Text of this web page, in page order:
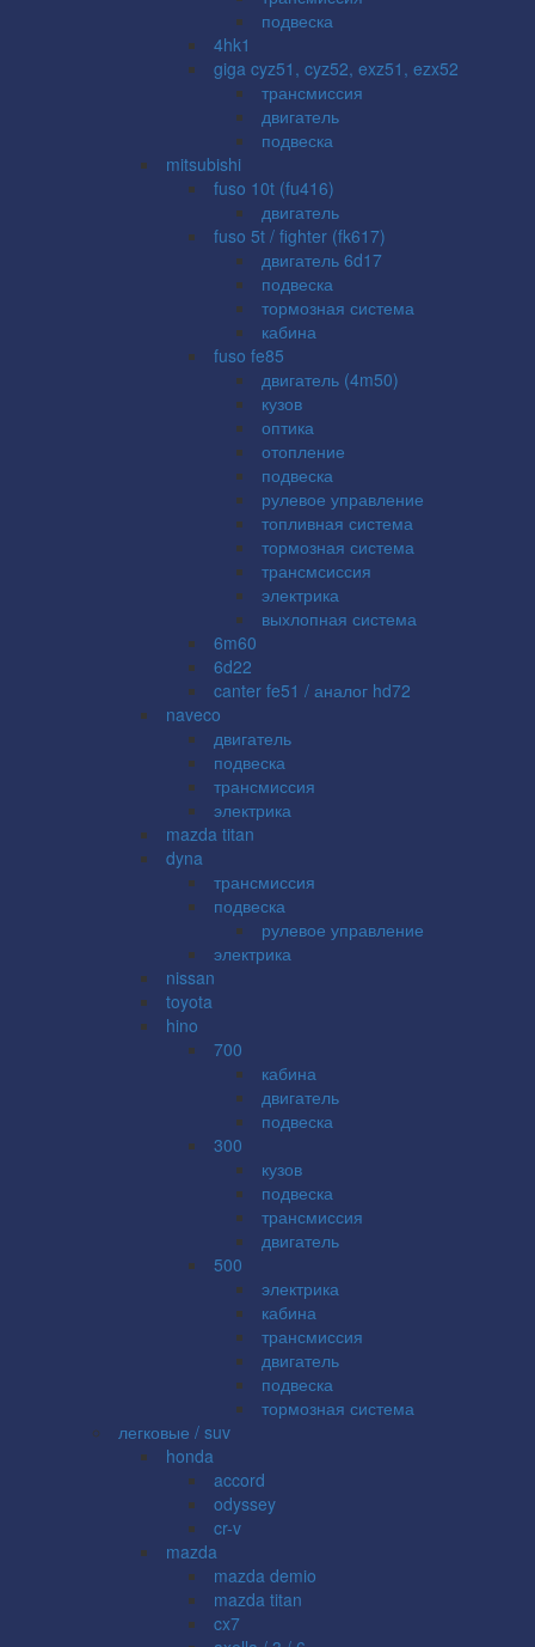
подвеска
4hk1
giga cyz51, cyz52, exz51, ezx52
трансмиссия
двигатель
подвеска
mitsubishi
fuso 10t (fu416)
двигатель
fuso 5t / fighter (fk617)
двигатель 6d17
подвеска
тормозная система
кабина
fuso fe85
двигатель (4m50)
кузов
оптика
отопление
подвеска
рулевое управление
топливная система
тормозная система
трансмсиссия
электрика
выхлопная система
6m60
6d22
canter fe51 / аналог hd72
naveco
двигатель
подвеска
трансмиссия
электрика
mazda titan
dyna
трансмиссия
подвеска
рулевое управление
электрика
nissan
toyota
hino
700
кабина
двигатель
подвеска
300
кузов
подвеска
трансмиссия
двигатель
500
электрика
кабина
трансмиссия
двигатель
подвеска
тормозная система
легковые / suv
honda
accord
odyssey
cr-v
mazda
mazda demio
mazda titan
cx7